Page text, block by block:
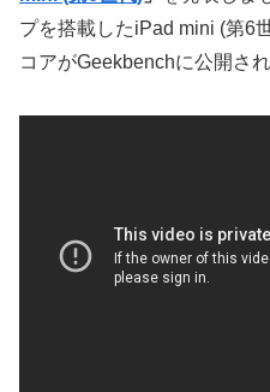
プを搭載したiPad mini (第6
コアがGeekbenchに公開され